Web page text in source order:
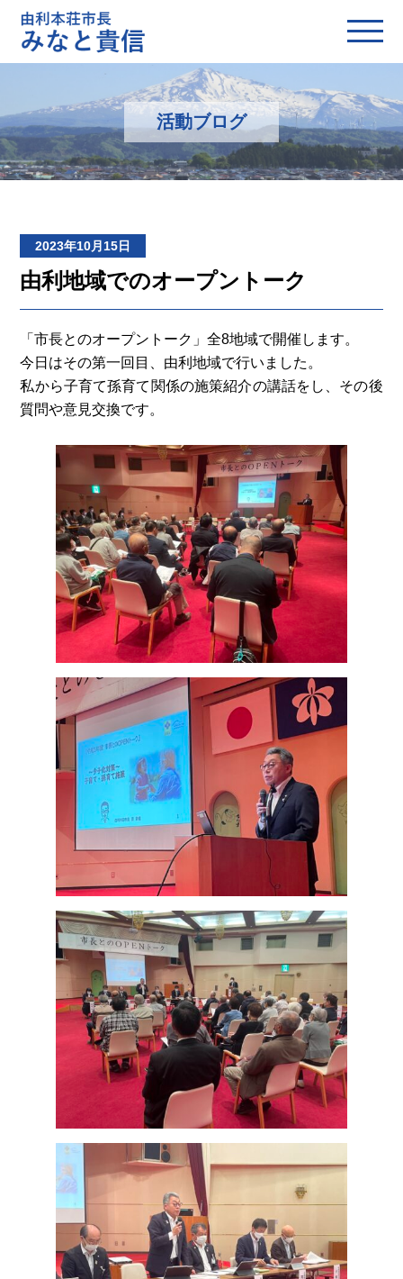
活動ブログ
2023年10月15日
由利地域でのオープントーク
「市長とのオープントーク」全8地域で開催します。
今日はその第一回目、由利地域で行いました。
私から子育て孫育て関係の施策紹介の講話をし、その後
質問や意見交換です。